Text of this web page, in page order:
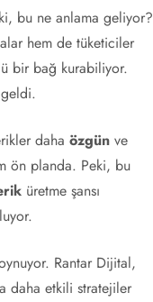
bu ne anlama geliyor?
hem de tüketiciler
bir bağ kurabiliyor.
dahaözgün ve
ön planda. Peki, bu
üretme şansı
Rantar Dijital,
daha etkili stratejiler